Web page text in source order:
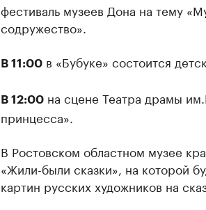
фестиваль музеев Дона на тему
содружество».
В 11:00в «Бубуке» состоится
В 12:00на сцене Театра драмы
принцесса».
В Ростовском областном музее
«Жили-были сказки», на которой
картин русских художников на